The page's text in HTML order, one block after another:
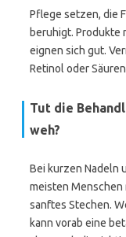
Pflege setzen, die
beruhigt. Produkte
eignen sich gut.
Retinol oder
Tut die
weh?
Bei kurzen Nadeln
meisten Menschen
sanftes Stechen.
kann vorab eine